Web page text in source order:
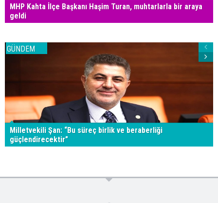
MHP Kahta İlçe Başkanı Haşim Turan, muhtarlarla bir araya
geldi
GÜNDEM
Milletvekili Şan: “Bu süreç birlik ve beraberliği
güçlendirecektir”